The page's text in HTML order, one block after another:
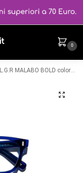
0
L.G.R MALABO BOLD colore 89